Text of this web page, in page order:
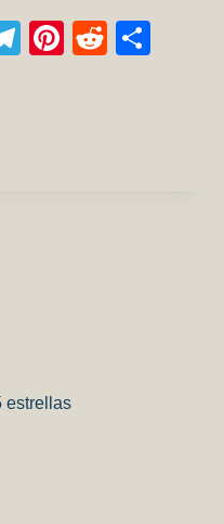
Telegram
Pinterest
Reddit
estrellas